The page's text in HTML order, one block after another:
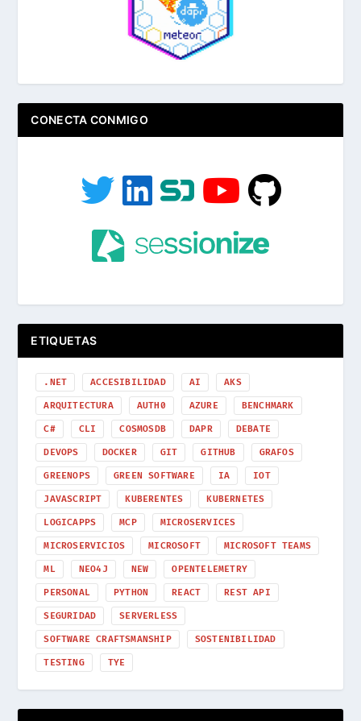
CONECTA CONMIGO
ETIQUETAS
.NET ACCESIBILIDAD AI AKS
ARQUITECTURA AUTH0 AZURE BENCHMARK
C# CLI COSMOSDB DAPR DEBATE
DEVOPS DOCKER GIT GITHUB GRAFOS
GREENOPS GREEN SOFTWARE IA IOT
JAVASCRIPT KUBERENTES KUBERNETES
LOGICAPPS MCP MICROSERVICES
MICROSERVICIOS MICROSOFT MICROSOFT TEAMS
ML NEO4J NEW OPENTELEMETRY
PERSONAL PYTHON REACT REST API
SEGURIDAD SERVERLESS
SOFTWARE CRAFTSMANSHIP SOSTENIBILIDAD
TESTING TYE